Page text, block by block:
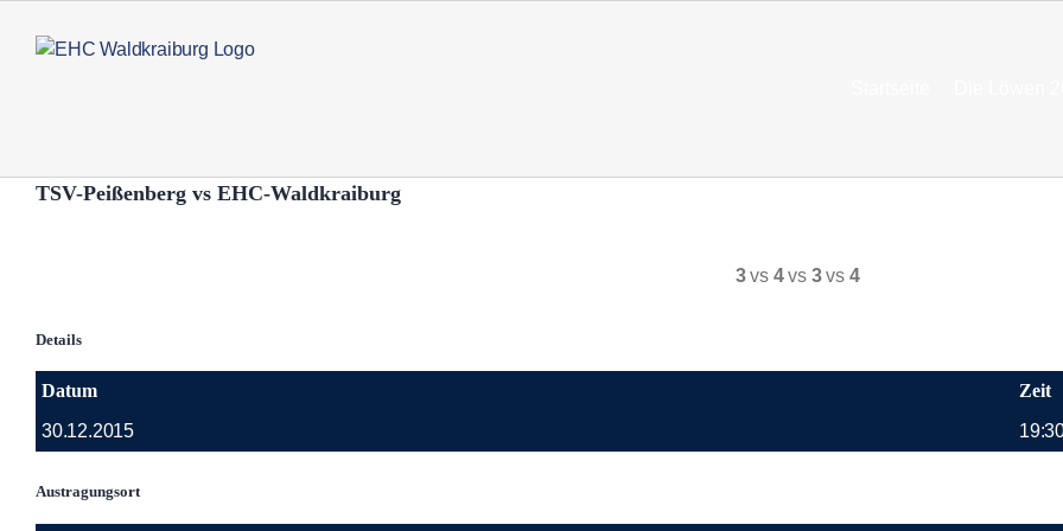
Inhalt
TSV-Peißenberg vs EHC-Waldkraiburg
3vs 4vs 3vs 4
Details
Datum
Zeit
30.12.2015
Austragungsort